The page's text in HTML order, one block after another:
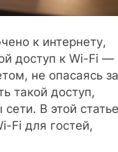
к интернету,
доступ к Wi-Fi —
не опасаясь за
такой доступ,
В этой статье
Fi для гостей,